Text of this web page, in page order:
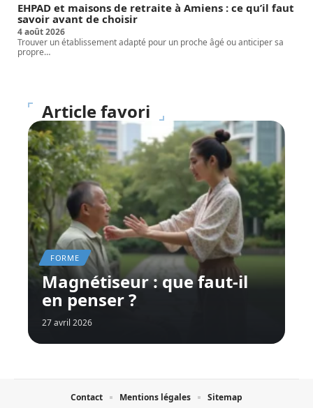
EHPAD et maisons de retraite à Amiens : ce qu’il faut
savoir avant de choisir
4 août 2026
Trouver un établissement adapté pour un proche âgé ou anticiper sa
propre…
Article favori
FORME
Magnétiseur : que faut-il
en penser ?
27 avril 2026
Contact Mentions légales Sitemap